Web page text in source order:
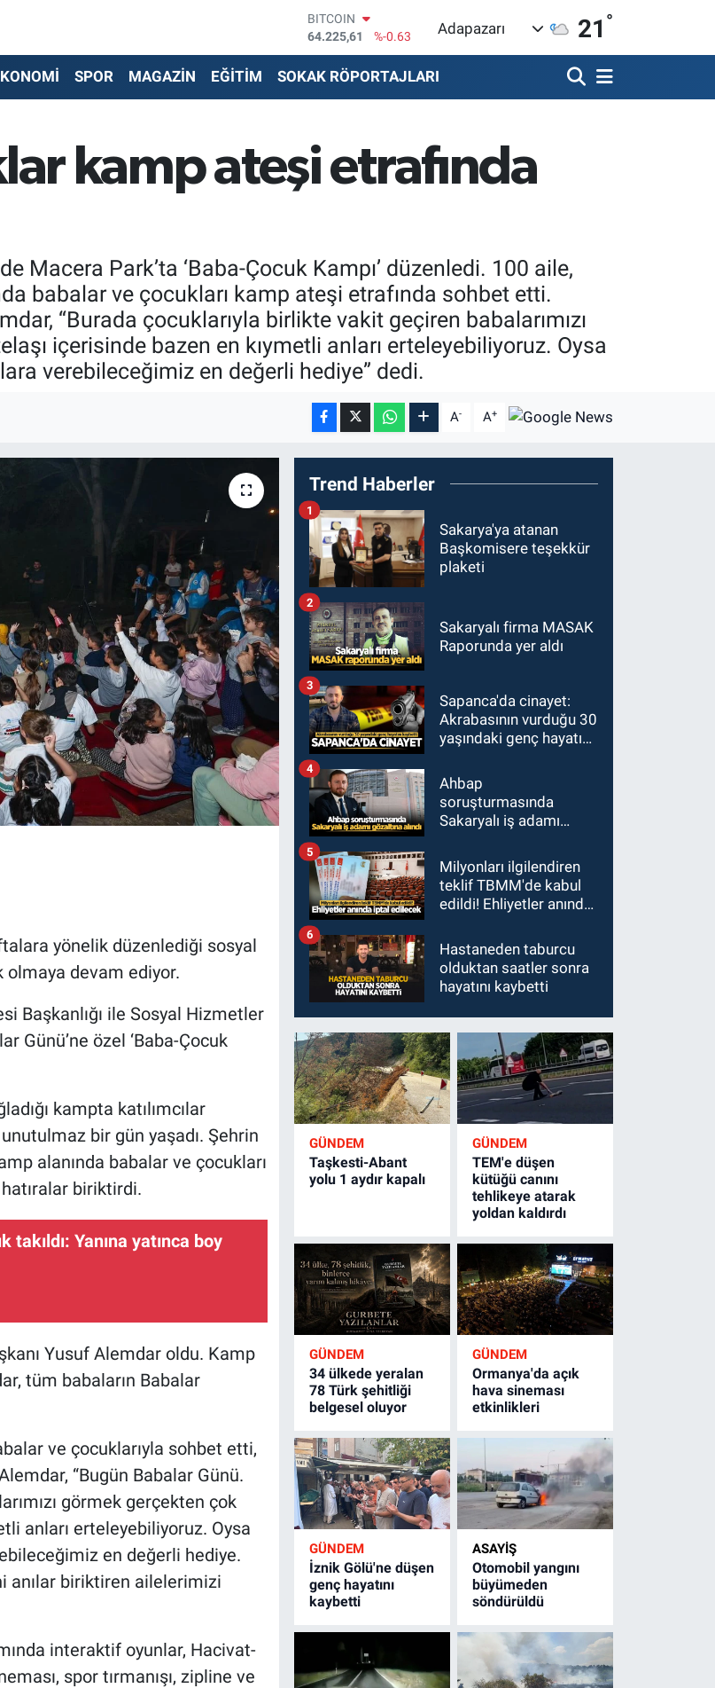
DOLAR
47,7143
%0.16
EURO
55,0317
%-0.02
6510.40
BİST100
13.799
%70
Adapazarı 21 °
SPOR MAGAZİN EĞİTİM SOKAK RÖPORTAJLARI
kamp ateşi etrafında
Macera Park’ta ‘Baba-Çocuk Kampı’ düzenledi. 100 aile,
babalar ve çocukları kamp ateşi etrafında sohbet etti.
“Burada çocuklarıyla birlikte vakit geçiren babalarımızı
içerisinde bazen en kıymetli anları erteleyebiliyoruz. Oysa
verebileceğimiz en değerli hediye” dedi.
A- A+
yönelik düzenlediği sosyal
devam ediyor.
Başkanlığı ile Sosyal Hizmetler
Günü’ne özel ‘Baba-Çocuk
kampta katılımcılar
bir gün yaşadı. Şehrin
alanında babalar ve çocukları
biriktirdi.
Yanına yatınca boy
Yusuf Alemdar oldu. Kamp
tüm babaların Babalar
ve çocuklarıyla sohbet etti,
“Bugün Babalar Günü.
görmek gerçekten çok
anları erteleyebiliyoruz. Oysa
en değerli hediye.
anılar biriktiren ailelerimizi
interaktif oyunlar, Hacivat-
spor tırmanışı, zipline ve
Trend Haberler
Sakarya'ya atanan
Başkomisere teşekkür
plaketi
1
Sakaryalı firma MASAK
Raporunda yer aldı
2
Sapanca'da cinayet:
Akrabasının vurduğu 30
yaşındaki genç hayatını
3
Ahbap
soruşturmasında
Sakaryalı iş adamı
4
Milyonları ilgilendiren
teklif TBMM'de kabul
edildi! Ehliyetler anında
5
Hastaneden taburcu
olduktan saatler sonra
hayatını kaybetti
6
GÜNDEM
Taşkesti-Abant
yolu 1 aydır kapalı
GÜNDEM
TEM'e düşen
kütüğü canını
tehlikeye atarak
yoldan kaldırdı
GÜNDEM
34 ülkede yeralan
78 Türk şehitliği
belgesel oluyor
GÜNDEM
Ormanya'da açık
hava sineması
etkinlikleri
GÜNDEM
İznik Gölü'ne düşen
genç hayatını
kaybetti
ASAYİŞ
Otomobil yangını
büyümeden
söndürüldü